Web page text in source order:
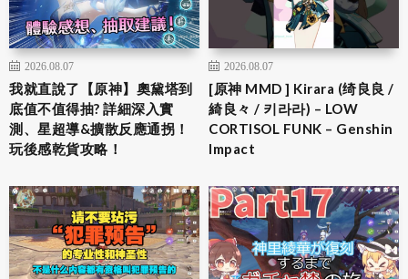
2026.08.07
我就直說了【原神】奧黛塔到
底值不值得抽? 詳細深入實
測、星超導&擴散反應通拐！
玩後感乾貨攻略！
2026.08.07
[原神 MMD ] Kirara (绮良良 /
綺良々 / 키라라) – LOW
CORTISOL FUNK – Genshin
Impact